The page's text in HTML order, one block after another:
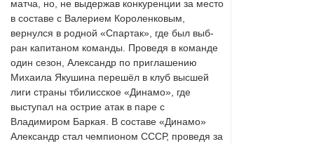
матча, но, не выдержав конкуренции за место
в составе с Валерием Короленковым,
вернулся в родной «Спартак», где был выб-
ран капитаном команды. Проведя в команде
один сезон, Александр по приглашению
Михаила Якушина перешёл в клуб высшей
лиги страны тбилисское «Динамо», где
выступал на острие атак в паре с
Владимиром Баркая. В составе «Динамо»
Александр стал чемпионом СССР, проведя за